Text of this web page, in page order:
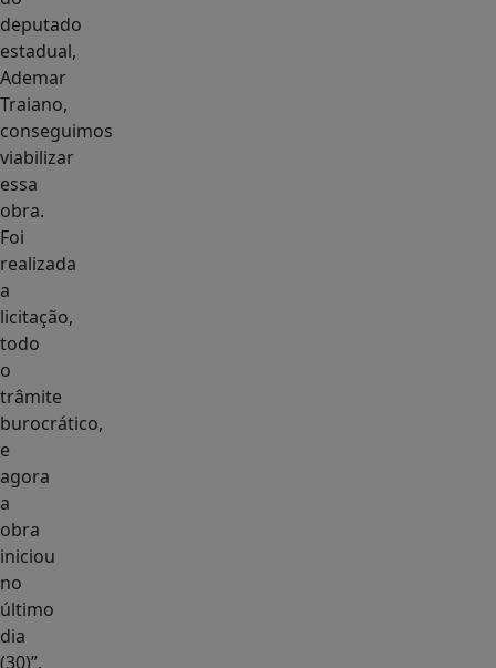
deputado
estadual,
Ademar
Traiano,
conseguimos
viabilizar
essa
obra.
Foi
realizada
a
licitação,
todo
o
trâmite
burocrático,
e
agora
a
obra
iniciou
no
último
dia
(30)”,